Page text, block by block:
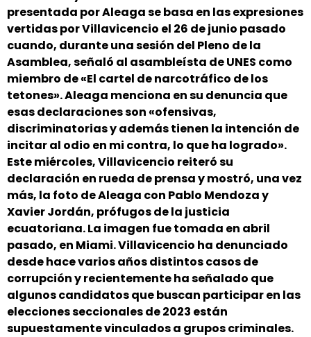
presentada por Aleaga se basa en las expresiones
vertidas por Villavicencio el 26 de junio pasado
cuando, durante una sesión del Pleno de la
Asamblea, señaló al asambleísta de UNES como
miembro de «El cartel de narcotráfico de los
tetones». Aleaga menciona en su denuncia que
esas declaraciones son «ofensivas,
discriminatorias y además tienen la intención de
incitar al odio en mi contra, lo que ha logrado».
Este miércoles, Villavicencio reiteró su
declaración en rueda de prensa y mostró, una vez
más, la foto de Aleaga con Pablo Mendoza y
Xavier Jordán, prófugos de la justicia
ecuatoriana. La imagen fue tomada en abril
pasado, en Miami. Villavicencio ha denunciado
desde hace varios años distintos casos de
corrupción y recientemente ha señalado que
algunos candidatos que buscan participar en las
elecciones seccionales de 2023 están
supuestamente vinculados a grupos criminales.